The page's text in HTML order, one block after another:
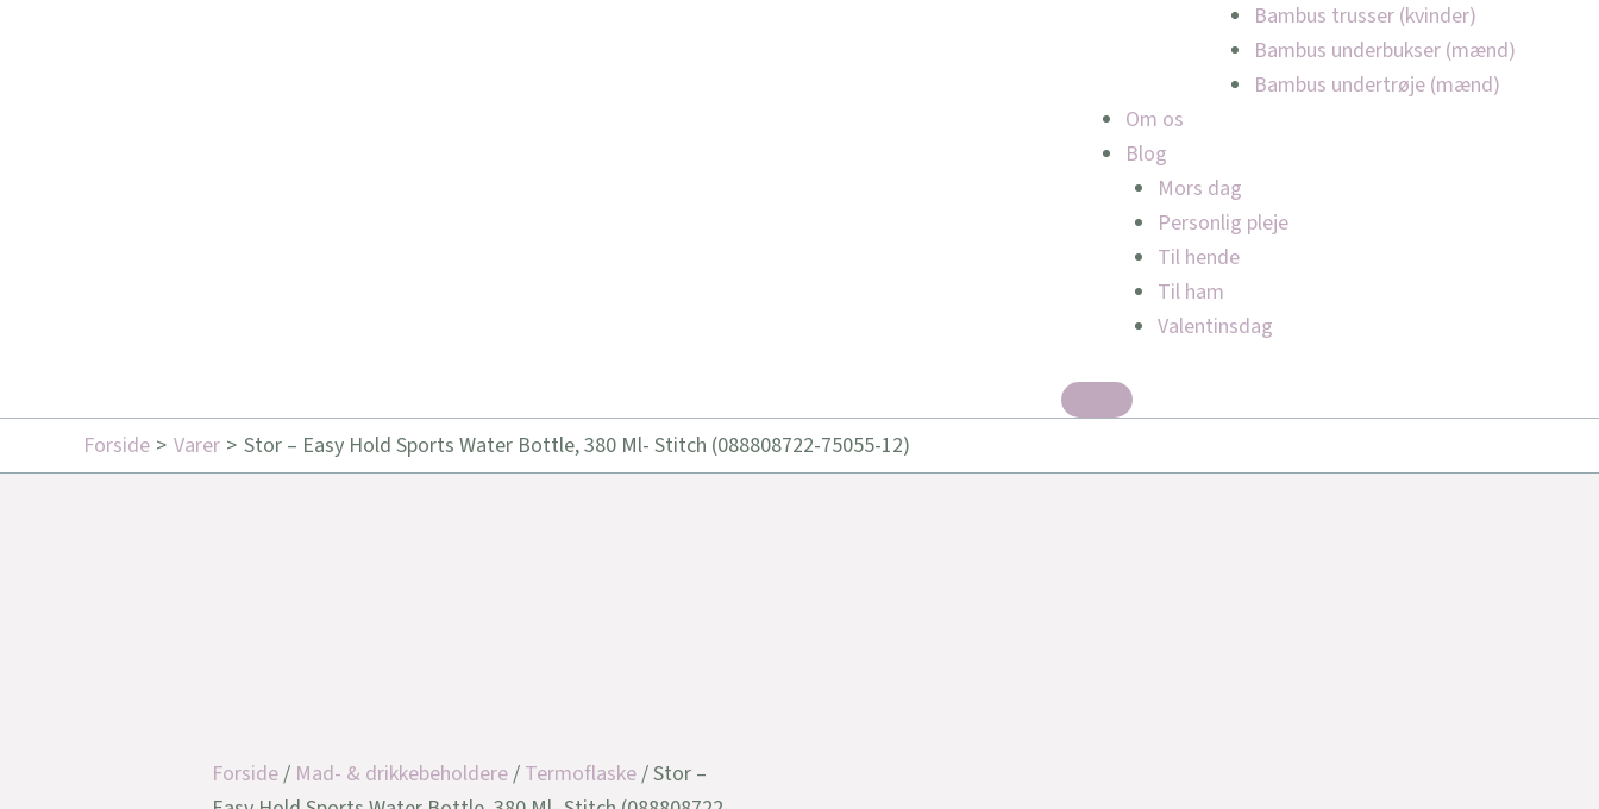
Bambus trusser (kvinder)
Bambus underbukser (mænd)
Bambus undertrøje (mænd)
Om os
Blog
Mors dag
Personlig pleje
Til hende
Til ham
Valentinsdag
Forside Varer Stor – Easy Hold Sports Water Bottle, 380 Ml- Stitch (088808722-75055-12)
Forside/ Mad- & drikkebeholdere/ Termoflaske/ Stor –